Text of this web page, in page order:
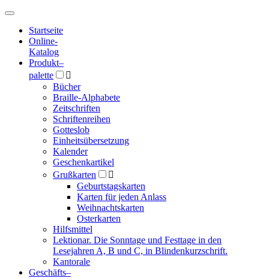
Hauptmenü
Hauptmenü
Startseite
Online-
Katalog
Produkt–
palette

Bücher
Braille-Alphabete
Zeitschriften
Schriftenreihen
Gotteslob
Einheitsübersetzung
Kalender
Geschenkartikel
Grußkarten

Geburtstagskarten
Karten für jeden Anlass
Weihnachtskarten
Osterkarten
Hilfsmittel
Lektionar. Die Sonntage und Festtage in den
Lesejahren A, B und C, in Blindenkurzschrift.
Kantorale
Geschäfts­–